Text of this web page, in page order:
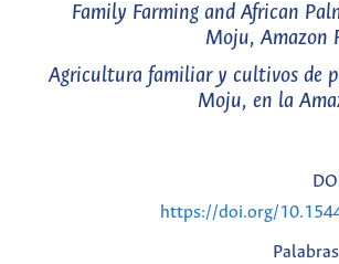
Family Farming and African
Moju, Amazon
Agricultura familiar y cultivos de
Moju, en la
https://doi.org/